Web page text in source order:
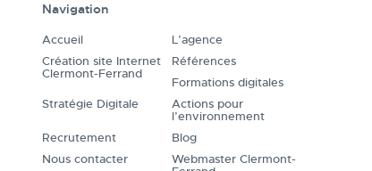
Navigation
Accueil
L’agence
Création site Internet
Clermont-Ferrand
Références
Formations digitales
Stratégie Digitale
Actions pour
l’environnement
Recrutement
Blog
Nous contacter
Webmaster Clermont-